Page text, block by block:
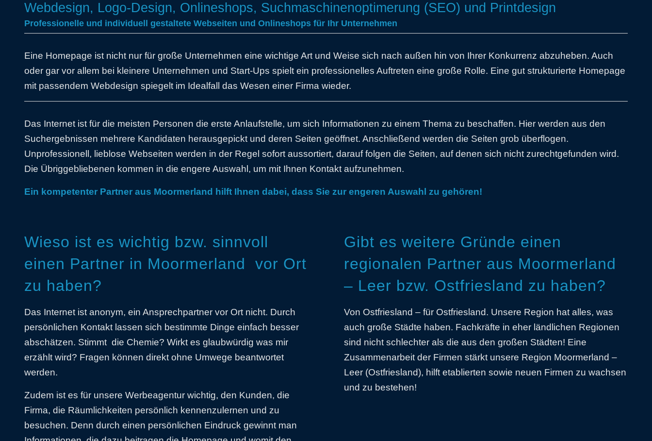
Webdesign, Logo-Design, Onlineshops, Suchmaschinenoptimerung (SEO) und Printdesign
Professionelle und individuell gestaltete Webseiten und Onlineshops für Ihr Unternehmen
Eine Homepage ist nicht nur für große Unternehmen eine wichtige Art und Weise sich nach außen hin von Ihrer Konkurrenz abzuheben. Auch
oder gar vor allem bei kleinere Unternehmen und Start-Ups spielt ein professionelles Auftreten eine große Rolle. Eine gut strukturierte Homepage
mit passendem Webdesign spiegelt im Idealfall das Wesen einer Firma wieder.
Das Internet ist für die meisten Personen die erste Anlaufstelle, um sich Informationen zu einem Thema zu beschaffen. Hier werden aus den
Suchergebnissen mehrere Kandidaten herausgepickt und deren Seiten geöffnet. Anschließend werden die Seiten grob überflogen.
Unprofessionell, lieblose Webseiten werden in der Regel sofort aussortiert, darauf folgen die Seiten, auf denen sich nicht zurechtgefunden wird.
Die Übriggebliebenen kommen in die engere Auswahl, um mit Ihnen Kontakt aufzunehmen.
Ein kompetenter Partner aus Moormerland hilft Ihnen dabei, dass Sie zur engeren Auswahl zu gehören!
Wieso ist es wichtig bzw. sinnvoll
einen Partner in Moormerland vor Ort
zu haben?
Das Internet ist anonym, ein Ansprechpartner vor Ort nicht. Durch
persönlichen Kontakt lassen sich bestimmte Dinge einfach besser
abschätzen. Stimmt die Chemie? Wirkt es glaubwürdig was mir
erzählt wird? Fragen können direkt ohne Umwege beantwortet
werden.
Zudem ist es für unsere Werbeagentur wichtig, den Kunden, die
Firma, die Räumlichkeiten persönlich kennenzulernen und zu
besuchen. Denn durch einen persönlichen Eindruck gewinnt man
Gibt es weitere Gründe einen
regionalen Partner aus Moormerland
– Leer bzw. Ostfriesland zu haben?
Von Ostfriesland – für Ostfriesland. Unsere Region hat alles, was
auch große Städte haben. Fachkräfte in eher ländlichen Regionen
sind nicht schlechter als die aus den großen Städten! Eine
Zusammenarbeit der Firmen stärkt unsere Region Moormerland –
Leer (Ostfriesland), hilft etablierten sowie neuen Firmen zu wachsen
und zu bestehen!